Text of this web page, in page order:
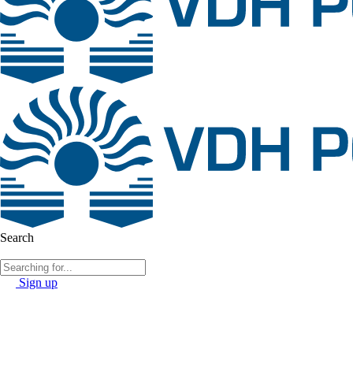
Search
Sign up